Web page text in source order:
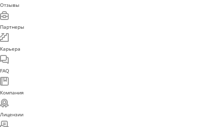
Отзывы
Партнеры
Карьера
FAQ
Компания
Лицензии